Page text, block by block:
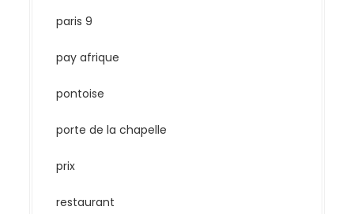
paris 9
pay afrique
pontoise
porte de la chapelle
prix
restaurant